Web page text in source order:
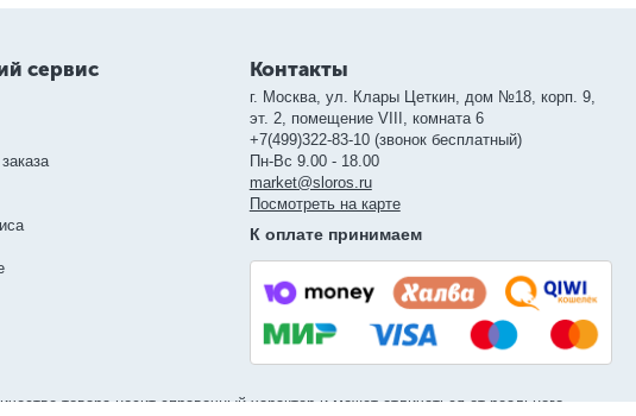
сервис Контакты
г. Москва, ул. Клары Цеткин, дом №18, корп. 9,
эт. 2, помещение VIII, комната 6
+7(499)322-83-10 (звонок бесплатный)
Пн-Вс 9.00 - 18.00
market@sloros.ru
Посмотреть на карте
К оплате принимаем
товара носит справочный характер и может отличаться от реального